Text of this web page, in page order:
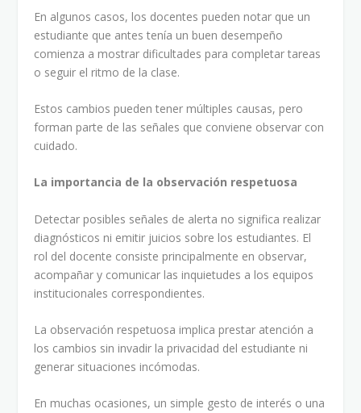
En algunos casos, los docentes pueden notar que un
estudiante que antes tenía un buen desempeño
comienza a mostrar dificultades para completar tareas
o seguir el ritmo de la clase.
Estos cambios pueden tener múltiples causas, pero
forman parte de las señales que conviene observar con
cuidado.
La importancia de la observación respetuosa
Detectar posibles señales de alerta no significa realizar
diagnósticos ni emitir juicios sobre los estudiantes. El
rol del docente consiste principalmente en observar,
acompañar y comunicar las inquietudes a los equipos
institucionales correspondientes.
La observación respetuosa implica prestar atención a
los cambios sin invadir la privacidad del estudiante ni
generar situaciones incómodas.
En muchas ocasiones, un simple gesto de interés o una